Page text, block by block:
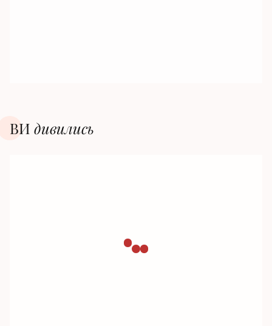
ВИ дивилиcь